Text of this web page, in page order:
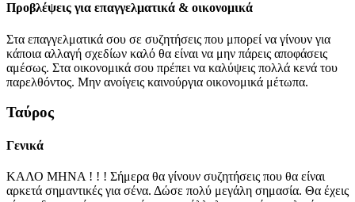
Προβλέψεις για επαγγελματικά & οικονομικά
Στα επαγγελματικά σου σε συζητήσεις που μπορεί να γίνουν για
κάποια αλλαγή σχεδίων καλό θα είναι να μην πάρεις αποφάσεις
αμέσως. Στα οικονομικά σου πρέπει να καλύψεις πολλά κενά του
παρελθόντος. Μην ανοίγεις καινούργια οικονομικά μέτωπα.
Ταύρος
Γενικά
ΚΑΛΟ ΜΗΝΑ ! ! ! Σήμερα θα γίνουν συζητήσεις που θα είναι
αρκετά σημαντικές για σένα. Δώσε πολύ μεγάλη σημασία. Θα έχεις